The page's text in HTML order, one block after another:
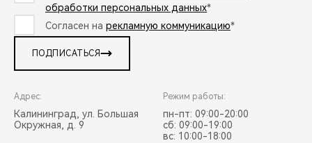
обработки персональных данных*
Согласен на рекламную коммуникацию*
ПОДПИСАТЬСЯ
Адрес:
Калининград, ул. Большая
Окружная, д. 9
Режим работы:
пн-пт: 09:00-20:00
сб: 09:00-19:00
вс: 10:00-18:00